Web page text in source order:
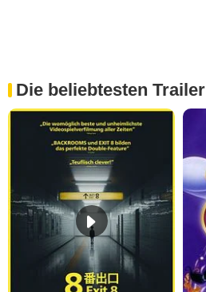
Die beliebtesten Trailer